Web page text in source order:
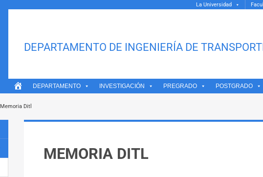
La Universidad
DEPARTAMENTO DE INGENIERÍA DE
DEPARTAMENTO INVESTIGACIÓN PREGRADO POSTGRADO
Memoria Ditl
MEMORIA DITL